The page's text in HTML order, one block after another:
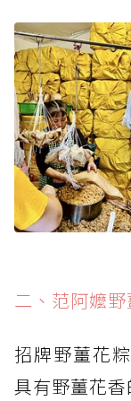
二、范阿嬤
招牌野薑花
具有野薑花香